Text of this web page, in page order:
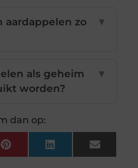
aardappelen zo
▼
als geheim
worden?
▼
dan op:
PinterestLinkedInEmail